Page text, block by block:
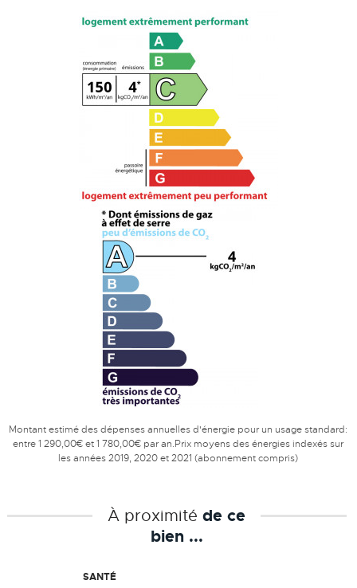
Montant estimé des dépenses annuelles d'énergie pour un usage standard:
entre 1 290,00€ et 1 780,00€ par an.Prix moyens des énergies indexés sur
les années 2019, 2020 et 2021 (abonnement compris)
À proximitéde ce
bien ...
SANTÉ